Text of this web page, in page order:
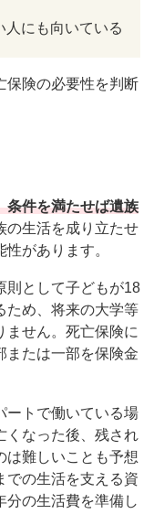
人にも向いている
保険の必要性を判断
条件を満たせば遺族
の生活を成り立たせ
があります。
則として子どもが18
ため、将来の大学等
ません。死亡保険に
または一部を保険金
ートで働いている場
くなった後、残され
は難しいことも予想
での生活を支える資
分の生活費を準備し